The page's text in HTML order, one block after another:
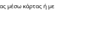
μέσω κάρτας ή με